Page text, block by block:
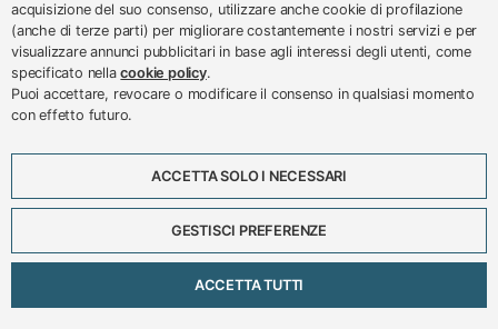
© 2024 – 2026 - ARTSER SRL
ARTSER SRL - Viale Milano, 5 - Varese -
P.IVA 01878290129
Tel. 0332 256111 - Fax 0332 256200 -
VA-213777
Lavora con noi
Scadenzario
Eventi
Approfondimenti
Privacy e cookies policy
acquisizione del suo consenso, utilizzare anche cookie di profilazione
(anche di terze parti) per migliorare costantemente i nostri servizi e per
visualizzare annunci pubblicitari in base agli interessi degli utenti, come
specificato nellacookie policy.
Puoi accettare, revocare o modificare il consenso in qualsiasi momento
con effetto futuro.
ACCETTA SOLO I NECESSARI
GESTISCI PREFERENZE
ACCETTA TUTTI